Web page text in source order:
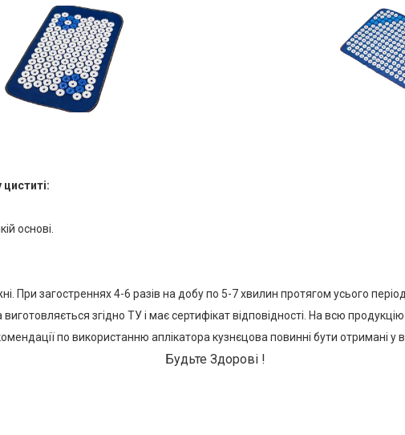
основі.
загостреннях 4-6 разів на добу по 5-7 хвилин протягом усього
згідно ТУ і має сертифікат відповідності. На всю продукцію
по використанню аплікатора кузнєцова повинні бути отримані у
Будьте Здорові !